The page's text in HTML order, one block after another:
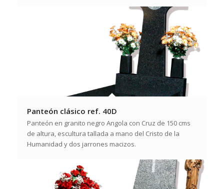
Panteón clásico ref. 40D
Panteón en granito negro Angola con Cruz de 150 cms
de altura, escultura tallada a mano del Cristo de la
Humanidad y dos jarrones macizos.